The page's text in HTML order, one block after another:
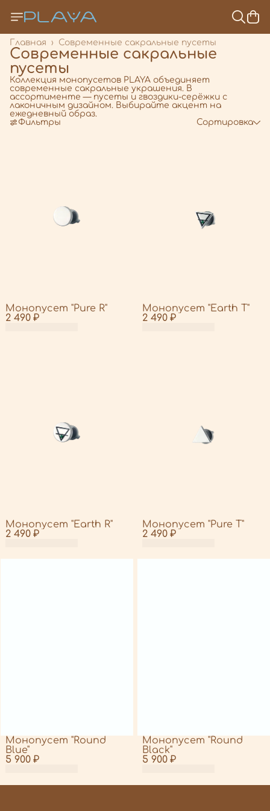
Современные сакральные пусеты
Главная ›
Современные сакральные
пусеты
Коллекция монопусетов PLAYA объединяет
современные сакральные украшения. В
ассортименте — пусеты и гвоздики-серёжки с
лаконичным дизайном. Выбирайте акцент на
ежедневный образ.
Фильтры
Сортировка
2 490 ₽
Монопусет "Pure R"
2 490 ₽
Монопусет "Earth T"
2 490 ₽
Монопусет "Earth R"
2 490 ₽
Монопусет "Pure T"
5 900 ₽
Монопусет "Round
Blue"
5 900 ₽
Монопусет "Round
Black"